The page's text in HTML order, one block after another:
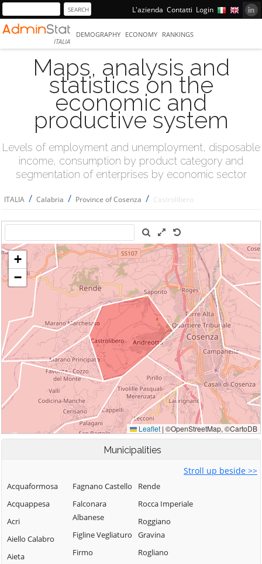
L'azienda Contatti Login
ITALIA
DEMOGRAPHY ECONOMY RANKINGS
Maps, analysis and
statistics on the
economic and
productive system
Levels of employment and unemployment, disposable
income, consumption by product category and
segmentation of enterprises by economic sector
ITALIA / Calabria / Province of Cosenza / Castrolibero
Municipalities
Stroll up beside >>
Acquaformosa
Acquappesa
Acri
Aiello Calabro
Aieta
Fagnano Castello
Falconara
Albanese
Figline Vegliaturo
Firmo
Rende
Rocca Imperiale
Roggiano
Gravina
Rogliano